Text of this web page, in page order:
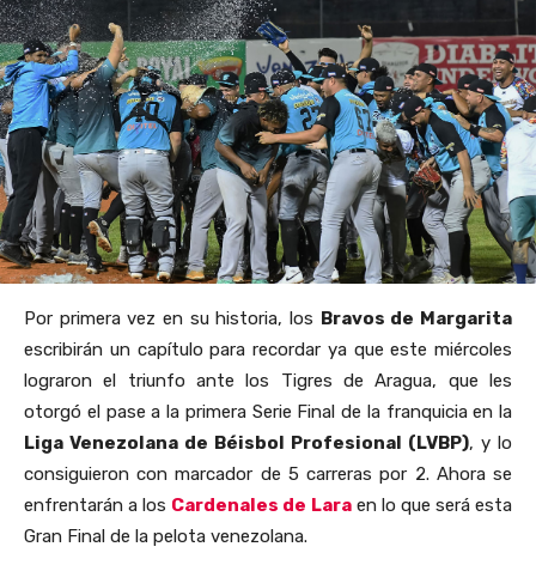
Por primera vez en su historia, los Bravos de Margarita
escribirán un capítulo para recordar ya que este miércoles
lograron el triunfo ante los Tigres de Aragua, que les
otorgó el pase a la primera Serie Final de la franquicia en la
Liga Venezolana de Béisbol Profesional (LVBP), y lo
consiguieron con marcador de 5 carreras por 2. Ahora se
enfrentarán a los Cardenales de Lara en lo que será esta
Gran Final de la pelota venezolana.